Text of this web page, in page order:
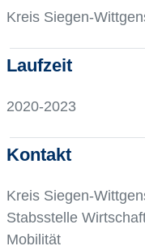
Kreis Siegen-
Laufzeit
2020-2023
Kontakt
Kreis Siegen-
Stabsstelle
Mobilität